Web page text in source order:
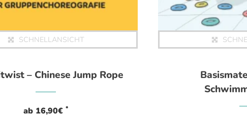
SCHNELLANSICHT
– Chinese Jump Rope
ab 16,90€ *